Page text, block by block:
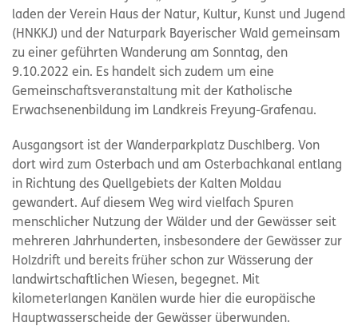
laden der Verein Haus der Natur, Kultur, Kunst und Jugend
(HNKKJ) und der Naturpark Bayerischer Wald gemeinsam
zu einer geführten Wanderung am Sonntag, den
9.10.2022 ein. Es handelt sich zudem um eine
Gemeinschaftsveranstaltung mit der Katholische
Erwachsenenbildung im Landkreis Freyung-Grafenau.
Ausgangsort ist der Wanderparkplatz Duschlberg. Von
dort wird zum Osterbach und am Osterbachkanal entlang
in Richtung des Quellgebiets der Kalten Moldau
gewandert. Auf diesem Weg wird vielfach Spuren
menschlicher Nutzung der Wälder und der Gewässer seit
mehreren Jahrhunderten, insbesondere der Gewässer zur
Holzdrift und bereits früher schon zur Wässerung der
landwirtschaftlichen Wiesen, begegnet. Mit
kilometerlangen Kanälen wurde hier die europäische
Hauptwasserscheide der Gewässer überwunden.